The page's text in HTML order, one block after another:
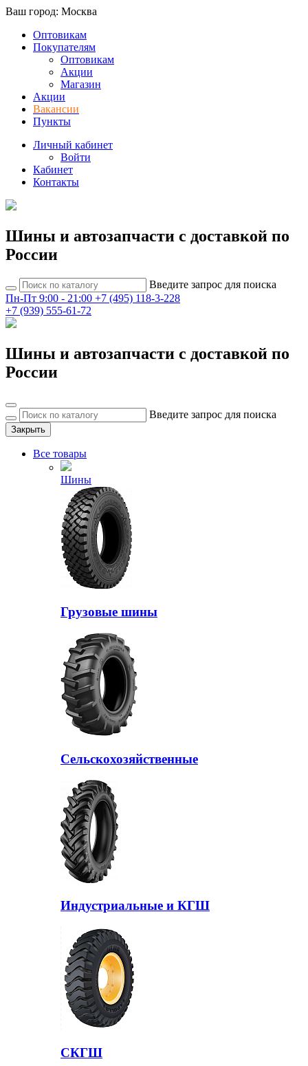
Ваш город: Москва
Оптовикам
Покупателям
Оптовикам
Акции
Магазин
Акции
Вакансии
Пункты
Личный кабинет
Войти
Кабинет
Контакты
Шины и автозапчасти с доставкой по
России
Введите запрос для поиска
Пн-Пт 9:00 - 21:00 +7 (495) 118-3-228
+7 (939) 555-61-72
Шины и автозапчасти с доставкой по
России
Введите запрос для поиска
Закрыть
Все товары
Шины
Грузовые шины
Сельскохозяйственные
Индустриальные и КГШ
СКГШ